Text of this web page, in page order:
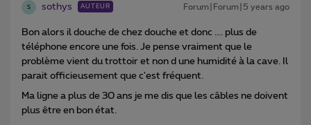
S sothys AUTEUR Forum|Forum|5 years ago
Bon alors il douche de chez douche et donc .... plus de
téléphone encore une fois. Je pense vraiment que le
problème vient du trottoir et non d une humidité à la cave. Il
parait officieusement que c'est fréquent.
Ma ligne a plus de 30 ans je me dis que les câbles ne doivent
plus être en bon état.